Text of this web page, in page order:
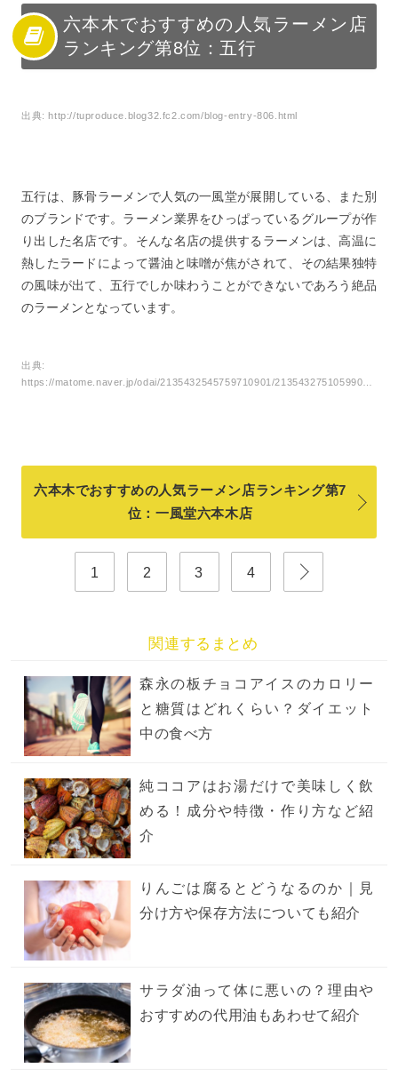
六本木でおすすめの人気ラーメン店
ランキング第8位：五行
出典:http://tuproduce.blog32.fc2.com/blog-entry-806.html
五行は、豚骨ラーメンで人気の一風堂が展開している、また別
のブランドです。ラーメン業界をひっぱっているグループが作
り出した名店です。そんな名店の提供するラーメンは、高温に
熱したラードによって醤油と味噌が焦がされて、その結果独特
の風味が出て、五行でしか味わうことができないであろう絶品
のラーメンとなっています。
出典:
https://matome.naver.jp/odai/2135432545759710901/2135432751059908403
六本木でおすすめの人気ラーメン店ランキング第7
位：一風堂六本木店
1 2 3 4
関連するまとめ
森永の板チョコアイスのカロリー
と糖質はどれくらい？ダイエット
中の食べ方
純ココアはお湯だけで美味しく飲
める！成分や特徴・作り方など紹
介
りんごは腐るとどうなるのか｜見
分け方や保存方法についても紹介
サラダ油って体に悪いの？理由や
おすすめの代用油もあわせて紹介